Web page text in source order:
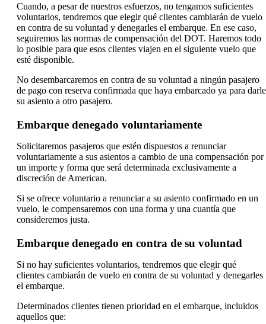
Cuando, a pesar de nuestros esfuerzos, no tengamos suficientes
voluntarios, tendremos que elegir qué clientes cambiarán de vuelo
en contra de su voluntad y denegarles el embarque. En ese caso,
seguiremos las normas de compensación del DOT. Haremos todo
lo posible para que esos clientes viajen en el siguiente vuelo que
esté disponible.
No desembarcaremos en contra de su voluntad a ningún pasajero
de pago con reserva confirmada que haya embarcado ya para darle
su asiento a otro pasajero.
Embarque denegado voluntariamente
Solicitaremos pasajeros que estén dispuestos a renunciar
voluntariamente a sus asientos a cambio de una compensación por
un importe y forma que será determinada exclusivamente a
discreción de American.
Si se ofrece voluntario a renunciar a su asiento confirmado en un
vuelo, le compensaremos con una forma y una cuantía que
consideremos justa.
Embarque denegado en contra de su voluntad
Si no hay suficientes voluntarios, tendremos que elegir qué
clientes cambiarán de vuelo en contra de su voluntad y denegarles
el embarque.
Determinados clientes tienen prioridad en el embarque, incluidos
aquellos que: